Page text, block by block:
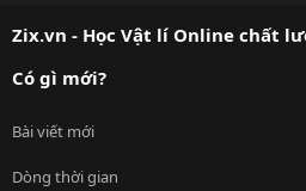
Zix.vn - Học Vật lí Online chất
Có gì mới?
Bài viết mới
Dòng thời gian